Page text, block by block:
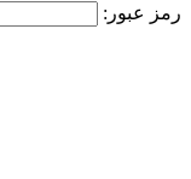
رمز عبور: